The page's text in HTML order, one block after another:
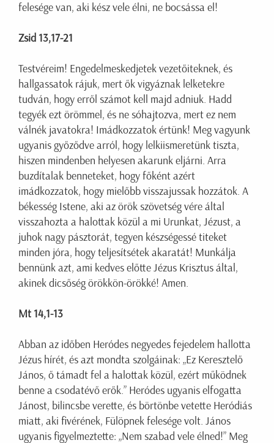
felesége van, aki kész vele élni, ne bocsássa el!
Zsid 13,17-21
Testvéreim! Engedelmeskedjetek vezetőiteknek, és
hallgassatok rájuk, mert ők vigyáznak lelketekre
tudván, hogy erről számot kell majd adniuk. Hadd
tegyék ezt örömmel, és ne sóhajtozva, mert ez nem
válnék javatokra! Imádkozzatok értünk! Meg vagyunk
ugyanis győződve arról, hogy lelkiismeretünk tiszta,
hiszen mindenben helyesen akarunk eljárni. Arra
buzdítalak benneteket, hogy főként azért
imádkozzatok, hogy mielőbb visszajussak hozzátok. A
békesség Istene, aki az örök szövetség vére által
visszahozta a halottak közül a mi Urunkat, Jézust, a
juhok nagy pásztorát, tegyen készségessé titeket
minden jóra, hogy teljesítsétek akaratát! Munkálja
bennünk azt, ami kedves előtte Jézus Krisztus által,
akinek dicsőség örökkön-örökké! Amen.
Mt 14,1-13
Abban az időben Heródes negyedes fejedelem hallotta
Jézus hírét, és azt mondta szolgáinak: „Ez Keresztelő
János, ő támadt fel a halottak közül, ezért működnek
benne a csodatévő erők.” Heródes ugyanis elfogatta
Jánost, bilincsbe verette, és börtönbe vetette Heródiás
miatt, aki fivérének, Fülöpnek felesége volt. János
ugyanis figyelmeztette: „Nem szabad vele élned!” Meg